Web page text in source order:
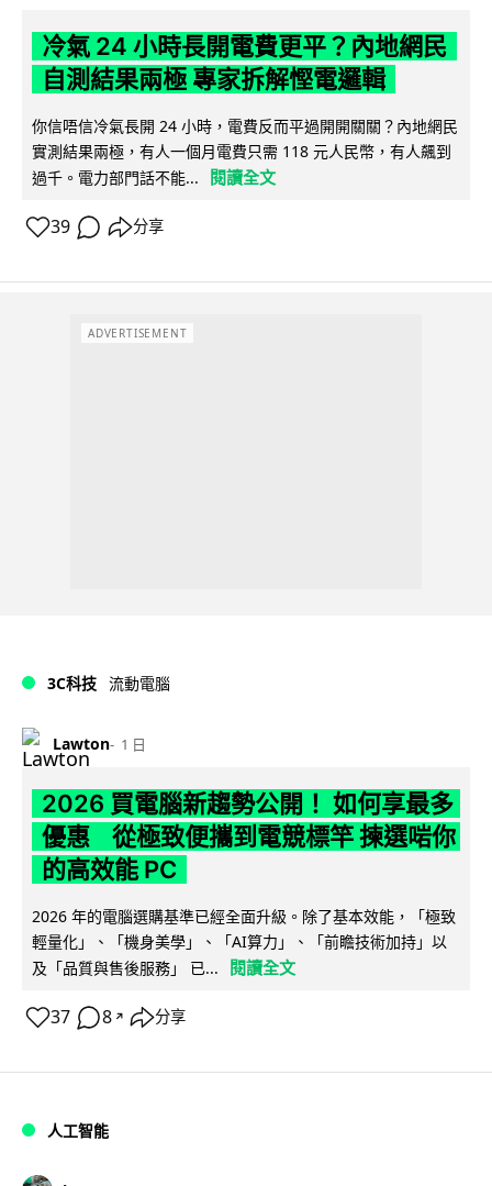
冷氣 24 小時長開電費更平？內地網民
自測結果兩極 專家拆解慳電邏輯
你信唔信冷氣長開 24 小時，電費反而平過開開關關？內地網民
實測結果兩極，有人一個月電費只需 118 元人民幣，有人飆到
過千。電力部門話不能...
閱讀全文
39 分享
ADVERTISEMENT
3C科技 流動電腦
Lawton 1 日
2026 買電腦新趨勢公開！ 如何享最多
優惠 從極致便攜到電競標竿 揀選啱你
的高效能 PC
2026 年的電腦選購基準已經全面升級。除了基本效能，「極致
輕量化」、「機身美學」、「AI算力」、「前瞻技術加持」以
及「品質與售後服務」 已...
閱讀全文
37 8 ↗ 分享
人工智能